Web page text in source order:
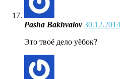
Pasha Bakhvalov 30.12.2014
Это твоё дело уёбок?